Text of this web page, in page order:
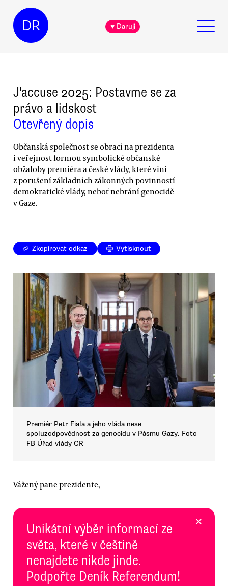
DR ♥ Daruji
J'accuse 2025: Postavme se za
právo a lidskost
Otevřený dopis
Občanská společnost se obrací na prezidenta
i veřejnost formou symbolické občanské
obžaloby premiéra a české vlády, které viní
z porušení základních zákonných povinností
demokratické vlády, neboť nebrání genocidě
v Gaze.
Zkopírovat odkaz Vytisknout
Premiér Petr Fiala a jeho vláda nese
spoluzodpovědnost za genocidu v Pásmu Gazy. Foto
FB Úřad vlády ČR
Vážený pane prezidente,
Unikátní výběr informací ze
světa, které v češtině
nenajdete nikde jinde.
Podpořte Deník Referendum!
×